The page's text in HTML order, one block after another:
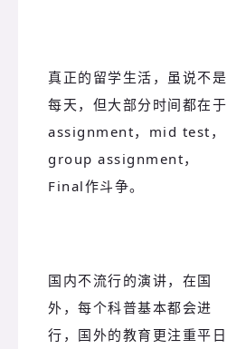
真正的留学生活，虽说不是
每天，但大部分时间都在于
assignment，mid test，
group assignment，
Final作斗争。
国内不流行的演讲，在国
外，每个科普基本都会进
行，国外的教育更注重平日